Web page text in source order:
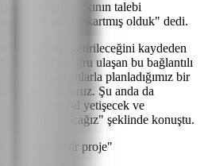
Taşköprü halkının talebi
6 güne çıkartmış olduk" dedi.
yakışır hale getirileceğini kaydeden
sokaklara doğru ulaşan bu bağlantılı
güncel donatılarla planladığımız bir
hedefliyoruz. Şu anda da
inşallah festival yetişecek ve
olacağız" şeklinde konuştu.
için önemli bir proje"